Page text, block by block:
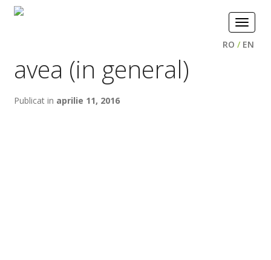
Toggle
RO / EN
avea (in general)
Publicat in aprilie 11, 2016